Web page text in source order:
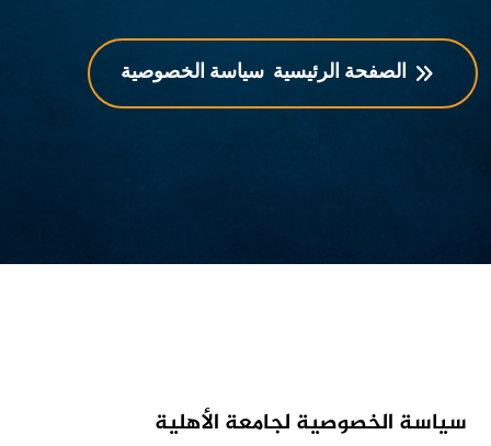
الصفحة الرئيسية سياسة الخصوصية
سياسة الخصوصية لجامعة الأهلية